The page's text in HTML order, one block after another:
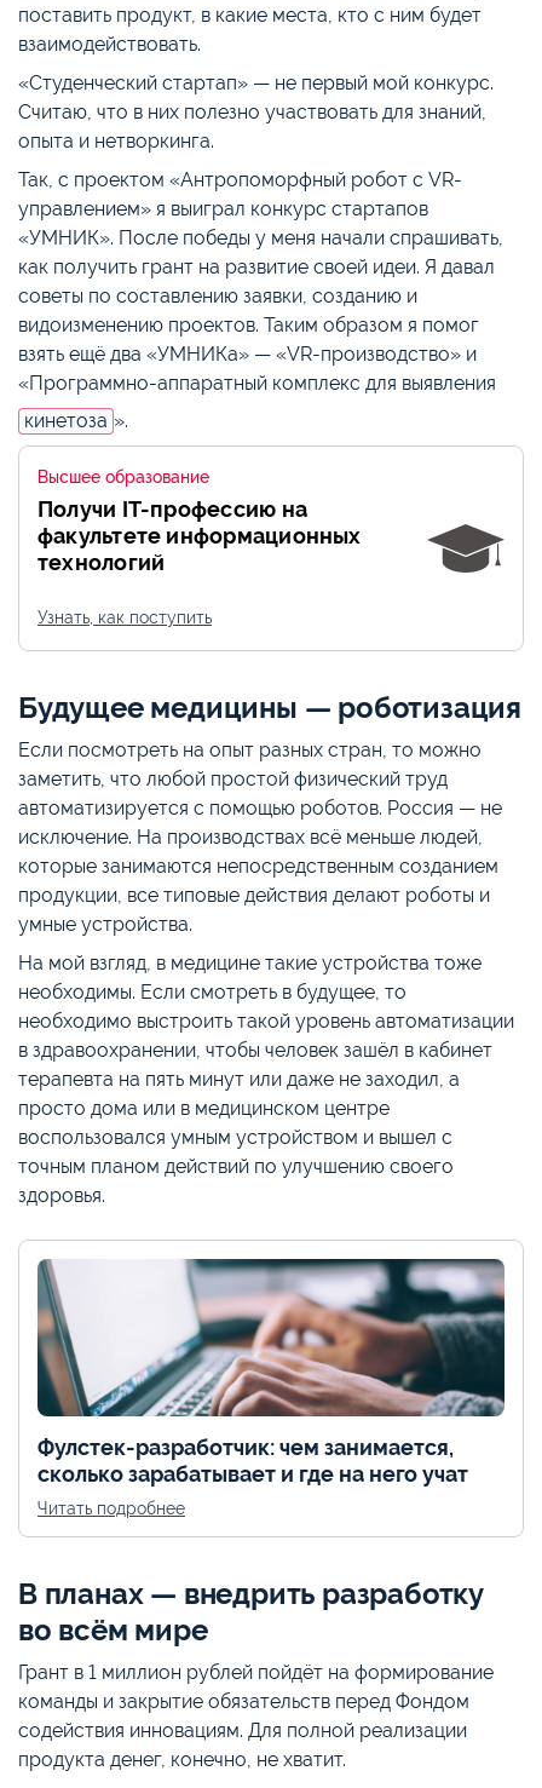
поставить продукт, в какие места, кто с ним будет
взаимодействовать.
«Студенческий стартап» — не первый мой конкурс.
Считаю, что в них полезно участвовать для знаний,
опыта и нетворкинга.
Так, с проектом «Антропоморфный робот с VR-
управлением» я выиграл конкурс стартапов
«УМНИК». После победы у меня начали спрашивать,
как получить грант на развитие своей идеи. Я давал
советы по составлению заявки, созданию и
видоизменению проектов. Таким образом я помог
взять ещё два «УМНИКа» — «VR-производство» и
«Программно-аппаратный комплекс для выявления
кинетоза ».
Высшее образование
Получи IT-профессию на
факультете информационных
технологий
Узнать, как поступить
Будущее медицины — роботизация
Если посмотреть на опыт разных стран, то можно
заметить, что любой простой физический труд
автоматизируется с помощью роботов. Россия — не
исключение. На производствах всё меньше людей,
которые занимаются непосредственным созданием
продукции, все типовые действия делают роботы и
умные устройства.
На мой взгляд, в медицине такие устройства тоже
необходимы. Если смотреть в будущее, то
необходимо выстроить такой уровень автоматизации
в здравоохранении, чтобы человек зашёл в кабинет
терапевта на пять минут или даже не заходил, а
просто дома или в медицинском центре
воспользовался умным устройством и вышел с
точным планом действий по улучшению своего
здоровья.
Фулстек-разработчик: чем занимается,
сколько зарабатывает и где на него учат
Читать подробнее
В планах — внедрить разработку
во всём мире
Грант в 1 миллион рублей пойдёт на формирование
команды и закрытие обязательств перед Фондом
содействия инновациям. Для полной реализации
продукта денег, конечно, не хватит.